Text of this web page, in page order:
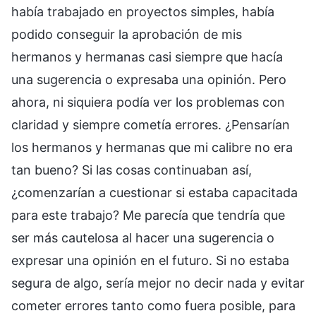
había trabajado en proyectos simples, había
podido conseguir la aprobación de mis
hermanos y hermanas casi siempre que hacía
una sugerencia o expresaba una opinión. Pero
ahora, ni siquiera podía ver los problemas con
claridad y siempre cometía errores. ¿Pensarían
los hermanos y hermanas que mi calibre no era
tan bueno? Si las cosas continuaban así,
¿comenzarían a cuestionar si estaba capacitada
para este trabajo? Me parecía que tendría que
ser más cautelosa al hacer una sugerencia o
expresar una opinión en el futuro. Si no estaba
segura de algo, sería mejor no decir nada y evitar
cometer errores tanto como fuera posible, para